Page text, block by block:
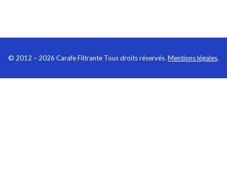
© 2012 – 2026 Carafe Filtrante Tous droits réservés. Mentions légales.